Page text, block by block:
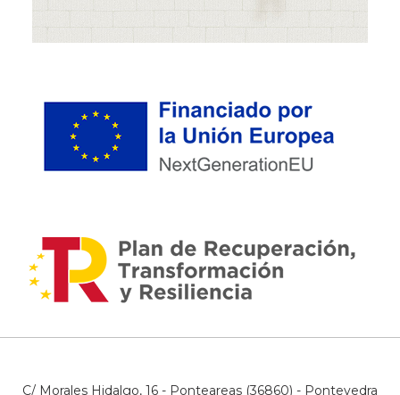
C/ Morales Hidalgo, 16 - Ponteareas (36860) - Pontevedra